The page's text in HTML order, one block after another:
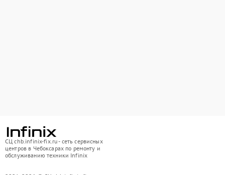
СЦ chb.infinix-fix.ru - сеть сервисных
центров в Чебоксарах по ремонту и
обслуживанию техники Infinix